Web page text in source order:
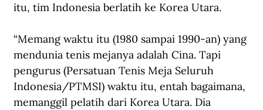
itu, tim Indonesia berlatih ke Korea Utara.
“Memang waktu itu (1980 sampai 1990-an) yang
mendunia tenis mejanya adalah Cina. Tapi
pengurus (Persatuan Tenis Meja Seluruh
Indonesia/PTMSI) waktu itu, entah bagaimana,
memanggil pelatih dari Korea Utara. Dia